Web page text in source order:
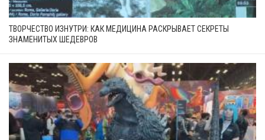
ТВОРЧЕСТВО ИЗНУТРИ: КАК МЕДИЦИНА РАСКРЫВАЕТ СЕКРЕТЫ
ЗНАМЕНИТЫХ ШЕДЕВРОВ